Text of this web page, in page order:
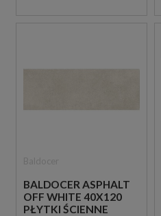
BALDOCER ASPHALT
OFF WHITE 40X120
PŁYTKI ŚCIENNE